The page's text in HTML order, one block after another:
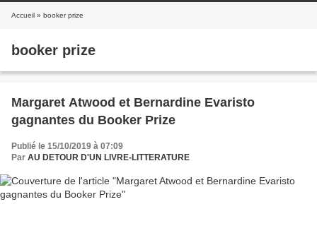
Accueil » booker prize
booker prize
Margaret Atwood et Bernardine Evaristo
gagnantes du Booker Prize
Publié le 15/10/2019 à 07:09
Par AU DETOUR D'UN LIVRE-LITTERATURE